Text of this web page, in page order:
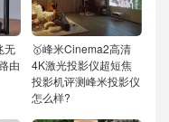
无
由
🥇峰米Cinema2高清
4K激光投影仪超短焦
投影机评测峰米投影仪
怎么样?